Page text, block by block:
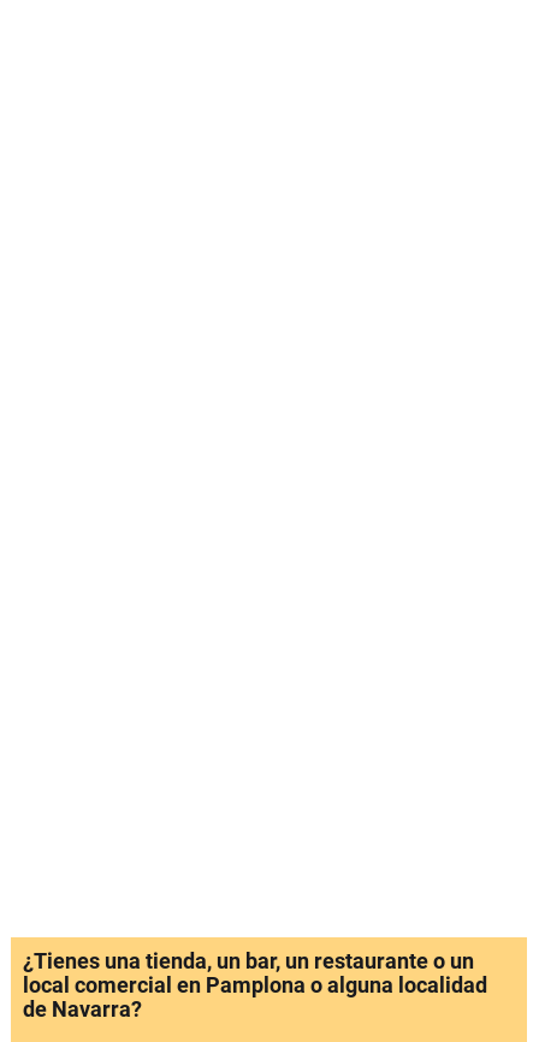
¿Tienes una tienda, un bar, un restaurante o un
local comercial en Pamplona o alguna localidad
de Navarra?